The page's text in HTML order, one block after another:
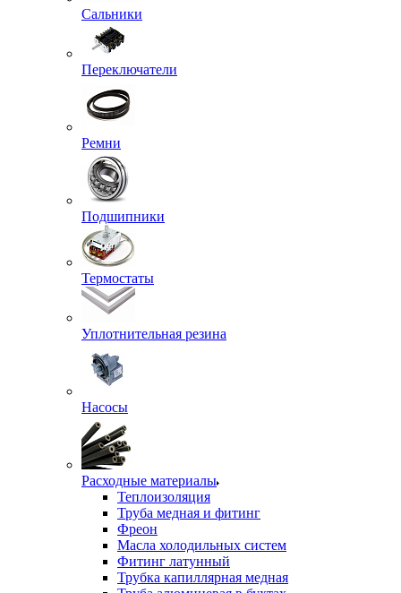
Сальники
Переключатели
Ремни
Подшипники
Термостаты
Уплотнительная резина
Насосы
Расходные материалы
Теплоизоляция
Труба медная и фитинг
Фреон
Масла холодильных систем
Фитинг латунный
Трубка капиллярная медная